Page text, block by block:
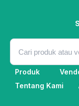
Produk
Tentang Kami